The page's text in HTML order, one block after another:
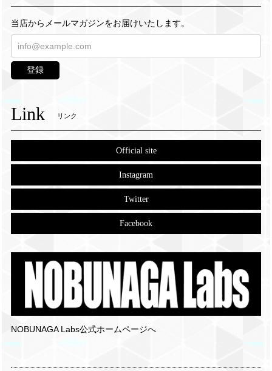
当店からメールマガジンをお届けいたします。
登録
Link リンク
Official site
Instagram
Twitter
Facebook
NOBUNAGA Labs公式ホームページへ